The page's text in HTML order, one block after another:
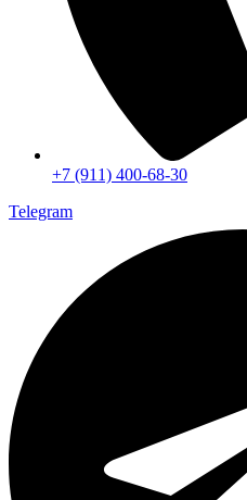
+7 (911) 400-68-30
Telegram